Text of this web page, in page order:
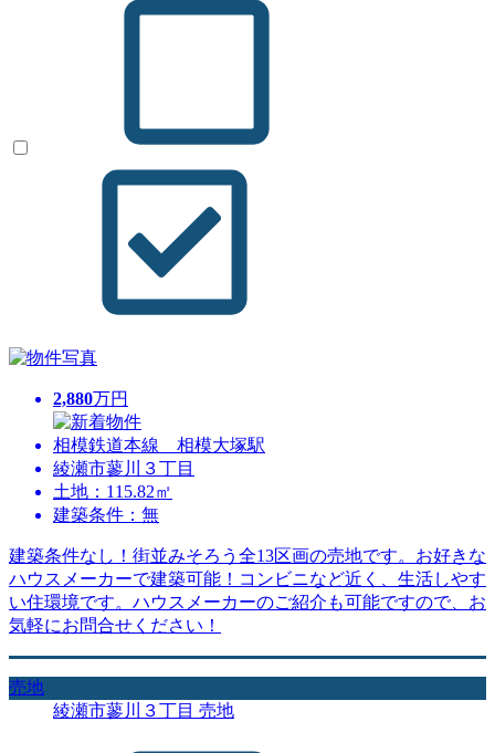
2,880万円
相模鉄道本線 相模大塚駅
綾瀬市蓼川３丁目
土地：115.82㎡
建築条件：無
建築条件なし！街並みそろう全13区画の売地です。お好きな
ハウスメーカーで建築可能！コンビニなど近く、生活しやす
い住環境です。ハウスメーカーのご紹介も可能ですので、お
気軽にお問合せください！
売地
綾瀬市蓼川３丁目 売地